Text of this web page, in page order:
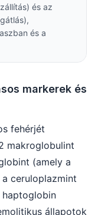
és az
és a
markerek és
fehérjét
makroglobulint
(amely a
ceruloplazmint
állapotok